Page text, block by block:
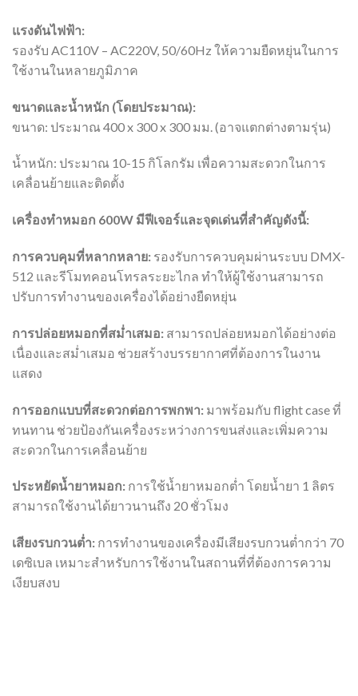
แรงดันไฟฟ้า:
รองรับ AC110V – AC220V, 50/60Hz ให้ความยืดหยุ่นในการ
ใช้งานในหลายภูมิภาค
ขนาดและน้ำหนัก (โดยประมาณ):
ขนาด: ประมาณ 400 x 300 x 300 มม. (อาจแตกต่างตามรุ่น)
น้ำหนัก: ประมาณ 10-15 กิโลกรัม เพื่อความสะดวกในการ
เคลื่อนย้ายและติดตั้ง
เครื่องทำหมอก 600W มีฟีเจอร์และจุดเด่นที่สำคัญดังนี้:
การควบคุมที่หลากหลาย: รองรับการควบคุมผ่านระบบ DMX-
512 และรีโมทคอนโทรลระยะไกล ทำให้ผู้ใช้งานสามารถ
ปรับการทำงานของเครื่องได้อย่างยืดหยุ่น
การปล่อยหมอกที่สม่ำเสมอ: สามารถปล่อยหมอกได้อย่างต่อ
เนื่องและสม่ำเสมอ ช่วยสร้างบรรยากาศที่ต้องการในงาน
แสดง
การออกแบบที่สะดวกต่อการพกพา: มาพร้อมกับ flight case ที่
ทนทาน ช่วยป้องกันเครื่องระหว่างการขนส่งและเพิ่มความ
สะดวกในการเคลื่อนย้าย
ประหยัดน้ำยาหมอก: การใช้น้ำยาหมอกต่ำ โดยน้ำยา 1 ลิตร
สามารถใช้งานได้ยาวนานถึง 20 ชั่วโมง
เสียงรบกวนต่ำ: การทำงานของเครื่องมีเสียงรบกวนต่ำกว่า 70
เดซิเบล เหมาะสำหรับการใช้งานในสถานที่ที่ต้องการความ
เงียบสงบ